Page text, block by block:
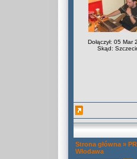
Dołączył: 05 Mar
Skąd:
Strona główna »
Włodawa